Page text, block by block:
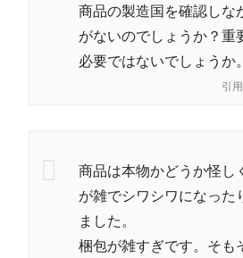
商品の製造国を確認しな
がないのでしょうか？重
必要ではないでしょうか。
引
商品は本物かどうか怪し
が雑でシワシワになった
ました。
梱包が雑すぎです。そも